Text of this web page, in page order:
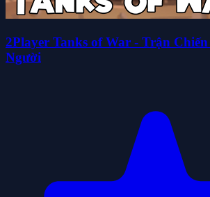
2Player Tanks of War - Trận
Người